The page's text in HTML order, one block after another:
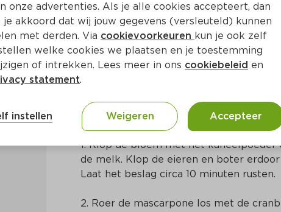
cranberrymascarpone
Nederlands
Bereidingswijze
1. Klop de bloem met het kaneelpoeder
de melk. Klop de eieren en boter
Laat het beslag circa 10 minuten rusten.
2. Roer de mascarpone los met de
onze advertenties. Als je alle cookies accepteert, dan
je akkoord dat wij jouw gegevens (versleuteld) kunnen
met derden. Via cookievoorkeuren kun je ook zelf
welke cookies we plaatsen en je toestemming
of intrekken. Lees meer in ons cookiebeleid en
statement.
instellen Weigeren Accepteer